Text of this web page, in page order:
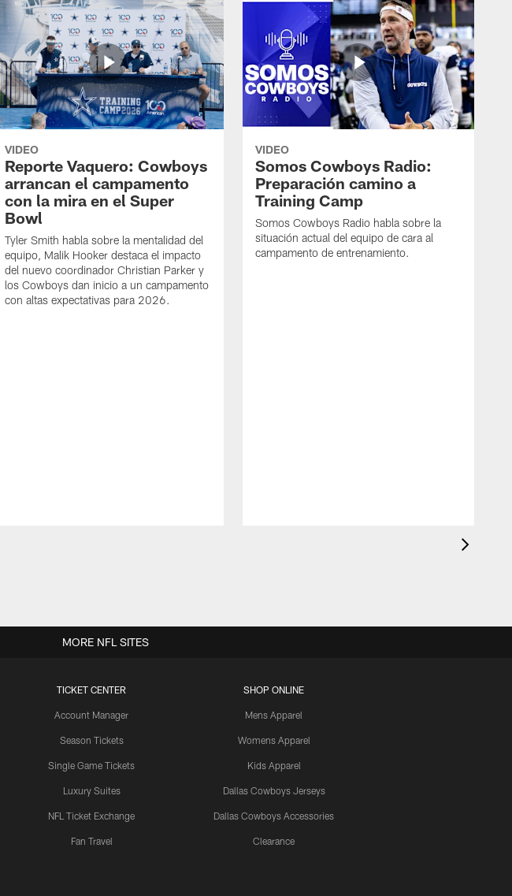
VIDEO
Reporte Vaquero: Cowboys
arrancan el campamento
con la mira en el Super
Bowl
Tyler Smith habla sobre la mentalidad del
equipo, Malik Hooker destaca el impacto
del nuevo coordinador Christian Parker y
los Cowboys dan inicio a un campamento
con altas expectativas para 2026.
VIDEO
Somos Cowboys Radio:
Preparación camino a
Training Camp
Somos Cowboys Radio habla sobre la
situación actual del equipo de cara al
campamento de entrenamiento.
TICKET CENTER
Account Manager
Season Tickets
Single Game Tickets
Luxury Suites
NFL Ticket Exchange
Fan Travel
SHOP ONLINE
Mens Apparel
Womens Apparel
Kids Apparel
Dallas Cowboys Jerseys
Dallas Cowboys Accessories
Clearance
MORE NFL SITES